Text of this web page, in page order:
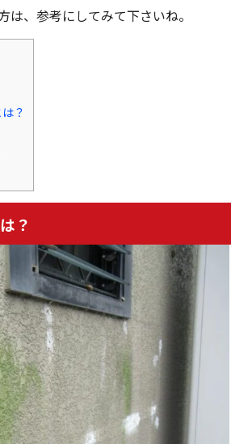
、参考にしてみて下さいね。
？
？